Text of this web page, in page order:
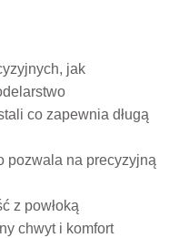
jak
co zapewnia długą
pozwala na precyzyjną
z powłoką
chwyt i komfort